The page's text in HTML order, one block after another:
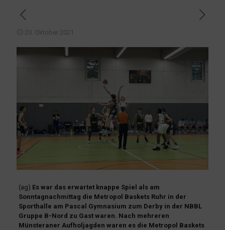
20. Oktober 2021
(ag) Es war das erwartet knappe Spiel als am
Sonntagnachmittag die Metropol Baskets Ruhr in der
Sporthalle am Pascal Gymnasium zum Derby in der NBBL
Gruppe B-Nord zu Gast waren. Nach mehreren
Münsteraner Aufholjagden waren es die Metropol Baskets